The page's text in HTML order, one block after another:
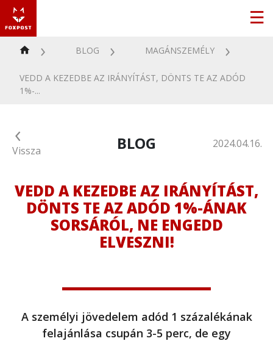
BLOG MAGÁNSZEMÉLY
VEDD A KEZEDBE AZ IRÁNYÍTÁST, DÖNTS TE AZ ADÓD
1%-...
Vissza BLOG 2024.04.16.
VEDD A KEZEDBE AZ IRÁNYÍTÁST,
DÖNTS TE AZ ADÓD 1%-ÁNAK
SORSÁRÓL, NE ENGEDD
ELVESZNI!
A személyi jövedelem adód 1 százalékának
felajánlása csupán 3-5 perc, de egy